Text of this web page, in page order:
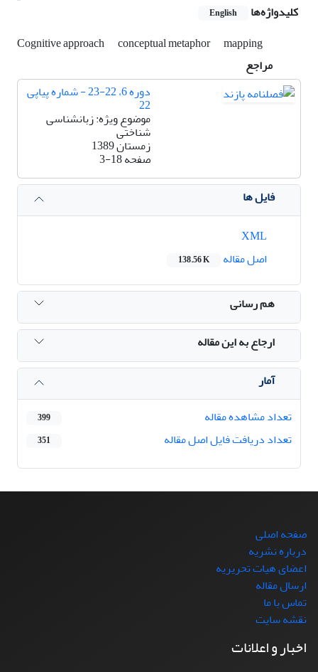
کلیدواژه‌ها
English
Cognitive approach conceptual metaphor mapping
مراجع
دوره 6، 22-23 - شماره پیاپی
22
موضوع ویژه: زبانشناسی
شناختی
زمستان 1389
صفحه3-18
فایل ها
اصل مقاله
138.56 K
هم رسانی
ارجاع به این مقاله
آمار
تعداد مشاهده مقاله
399
تعداد دریافت فایل اصل مقاله 351
صفحه اصلی
درباره نشریه
اعضای هیات تحریریه
ارسال مقاله
تماس با ما
نقشه سایت
اخبار و اعلانات